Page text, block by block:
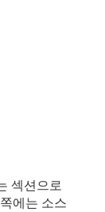
섹션으로
에는 소스